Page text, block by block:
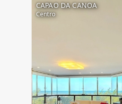
CAPAO DA CANOA
Centro